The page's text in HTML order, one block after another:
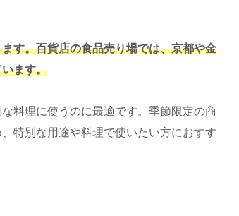
す。百貨店の食品売り場では、京都や金
ます。
料理に使うのに最適です。季節限定の商
特別な用途や料理で使いたい方におすす